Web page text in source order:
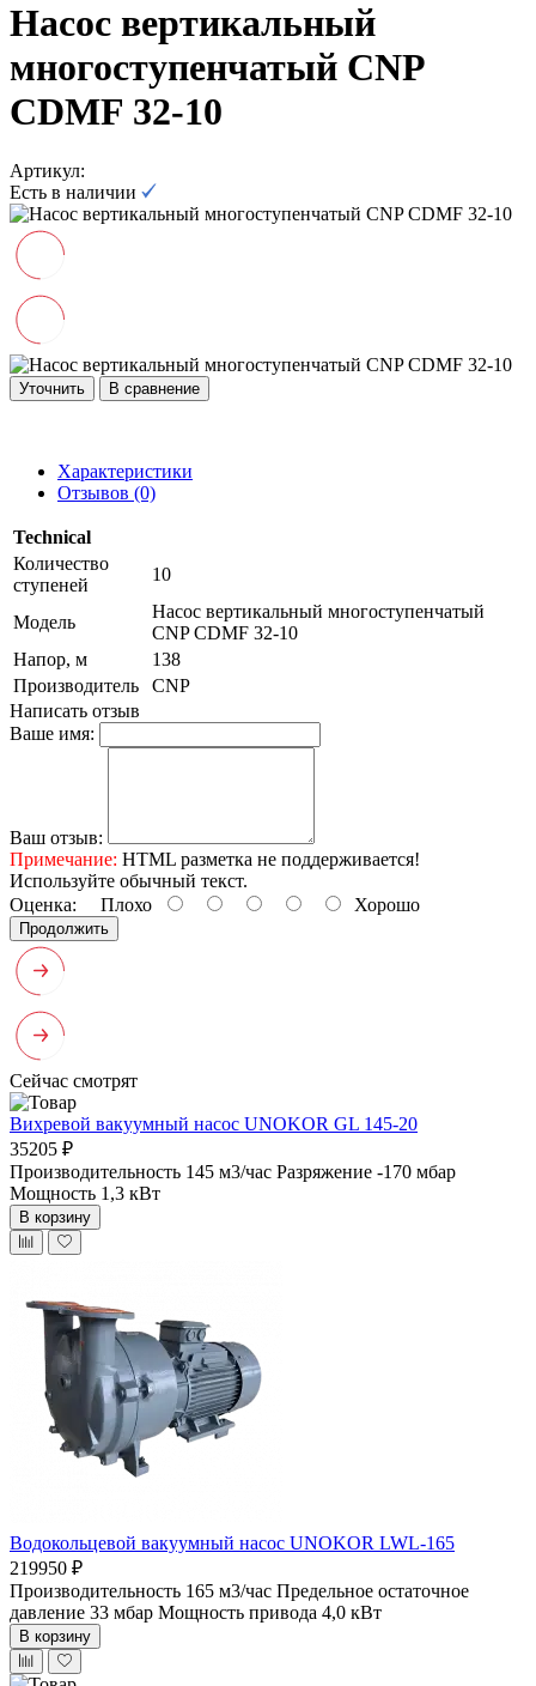
Насос вертикальный
многоступенчатый CNP
CDMF 32-10
Артикул:
Есть в наличии
Уточнить В сравнение
Характеристики
Отзывов (0)
Technical
Количество
ступеней
10
Модель
Насос вертикальный многоступенчатый
CNP CDMF 32-10
Напор, м
138
Производитель
CNP
Написать отзыв
Ваше имя:
Ваш отзыв:
Примечание: HTML разметка не поддерживается!
Используйте обычный текст.
Оценка: Плохо Хорошо
Продолжить
Сейчас смотрят
Вихревой вакуумный насос UNOKOR GL 145-20
35205 ₽
Производительность 145 м3/час Разряжение -170 мбар
Мощность 1,3 кВт
В корзину
Водокольцевой вакуумный насос UNOKOR LWL-165
219950 ₽
Производительность 165 м3/час Предельное остаточное
давление 33 мбар Мощность привода 4,0 кВт
В корзину